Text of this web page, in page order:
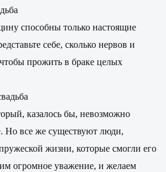
способны только настоящие
себе, сколько нервов и
прожить в браке целых
казалось бы, невозможно
Но все же существуют люди,
жизни, которые смогли его
огромное уважение, и желаем